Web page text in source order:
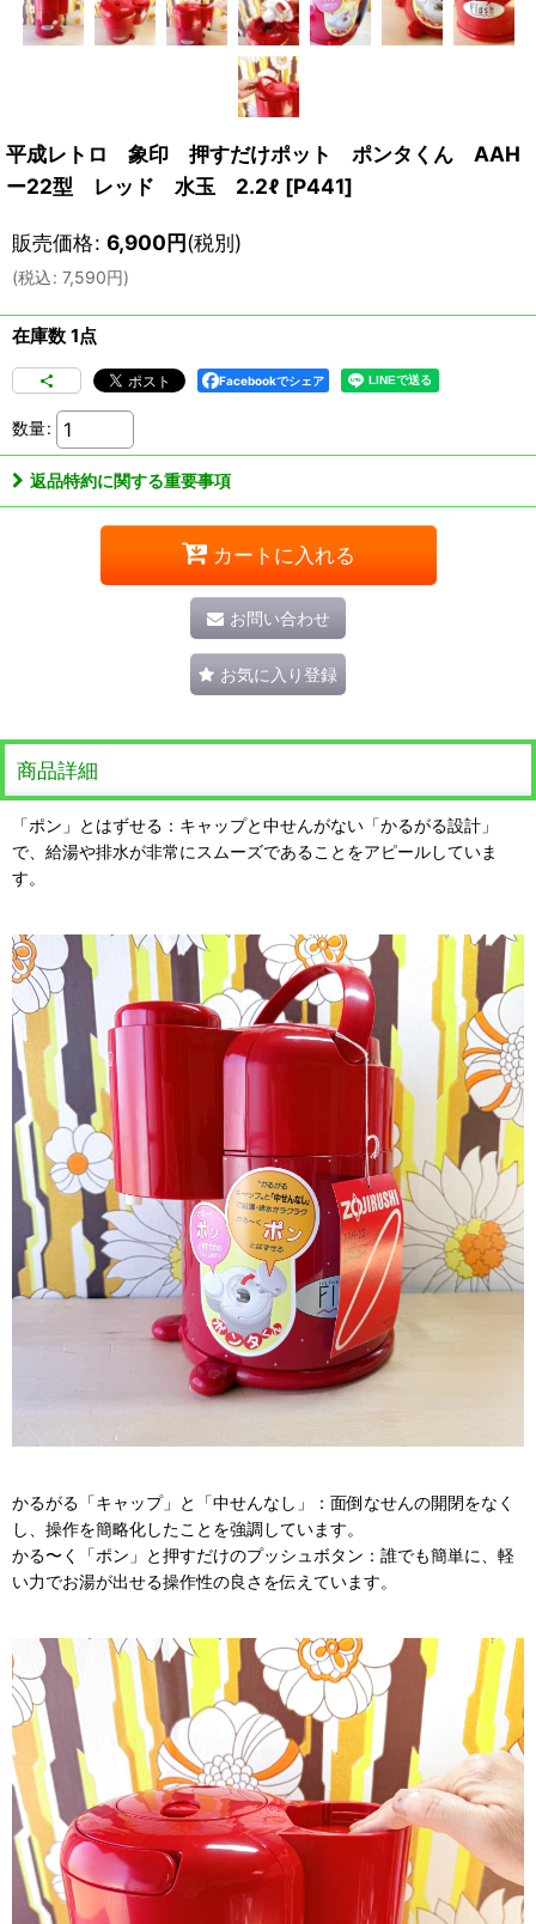
平成レトロ 象印 押すだけポット ポンタくん AAH
ー22型 レッド 水玉 2.2ℓ [P441]
販売価格: 6,900円(税別)
(税込: 7,590円)
在庫数 1点
Facebookでシェア
数量:
返品特約に関する重要事項
カートに入れる
お問い合わせ
お気に入り登録
商品詳細
「ポン」とはずせる：キャップと中せんがない「かるがる設計」
で、給湯や排水が非常にスムーズであることをアピールしていま
す。
かるがる「キャップ」と「中せんなし」：面倒なせんの開閉をなく
し、操作を簡略化したことを強調しています。
かる〜く「ポン」と押すだけのプッシュボタン：誰でも簡単に、軽
い力でお湯が出せる操作性の良さを伝えています。